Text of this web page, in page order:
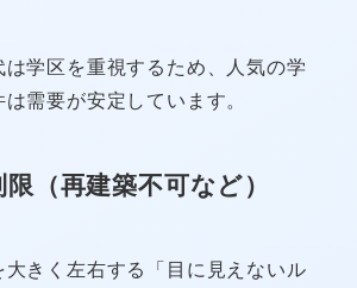
学区を重視するため、人気の学
需要が安定しています。
（再建築不可など）
きく左右する「目に見えないル